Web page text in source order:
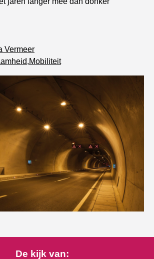
Vermeer
,Mobiliteit
De kijk van: